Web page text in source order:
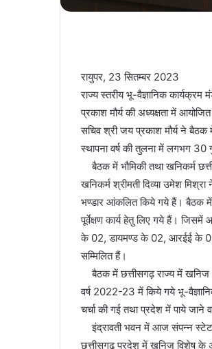
रायुपर, 23 सितम्बर 2023
राज्य स्तरीय भू-वैज्ञानिक
प्रकाश मौर्य की अध्यक्षता में
सचिव श्री जय प्रकाश मौर्य ने
स्थापना वर्ष की तुलना में लगभग 30
बैठक में भौमिकी तथा खनिकर्म
खनिकर्म श्रीमती दिव्या उमेश
भण्डार आंकलित किये गये हैं। बैठक में
पूर्वेक्षण कार्य हेतु लिए गये हैं।
के 02, डायमण्ड के 02, आरईई के
सम्मिलित हैं।
बैठक में छत्तीसगढ़ राज्य में खनिज
वर्ष 2022-23 में किये गये भू-
चर्चा की गई तथा प्रदेश में पाये जाने
इंद्रावती भवन में आज संपन्न स्टेट
छत्तीसगढ़ प्रदेश में खनिज विशेष के